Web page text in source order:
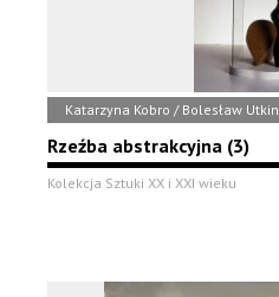
Katarzyna Kobro / Bolesław Utkin
Rzeźba abstrakcyjna (3)
Kolekcja Sztuki XX i XXI wieku